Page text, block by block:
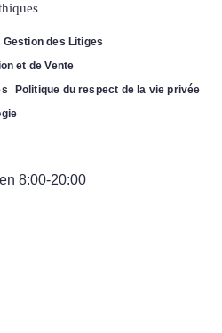
des Litiges
et de Vente
Politique du respect de la vie privée
8:00-20:00